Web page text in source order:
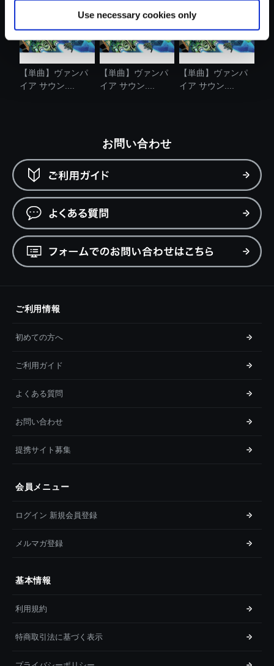
Use necessary cookies only
【単曲】ヴァンパ
イア サウン....
【単曲】ヴァンパ
イア サウン....
【単曲】ヴァンパ
イア サウン....
お問い合わせ
ご利用情報
初めての方へ
ご利用ガイド
よくある質問
お問い合わせ
提携サイト募集
会員メニュー
ログイン 新規会員登録
メルマガ登録
基本情報
利用規約
特商取引法に基づく表示